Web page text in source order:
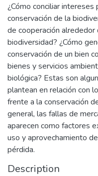
¿Cómo conciliar
conservación de la
de cooperación
biodiversidad? ¿Cómo
conservación de un bien
bienes y servicios
biológica? Estas son
plantean en relación con
frente a la conservación
general, las fallas de
aparecen como factores
uso y aprovechamiento
pérdida.
Description